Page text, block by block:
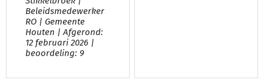
Beleidsmedewerker
RO | Gemeente
Houten | Afgerond:
12 februari 2026 |
beoordeling: 9